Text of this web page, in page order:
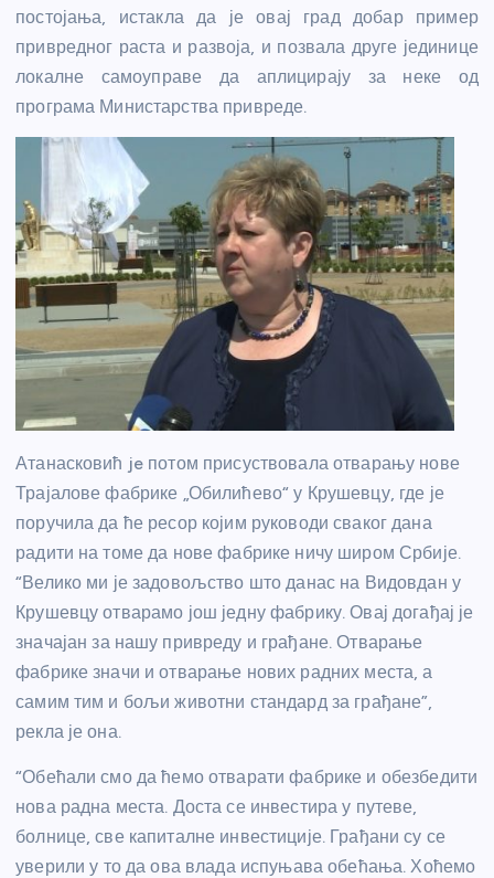
постојања, истакла да је овај град добар пример
привредног раста и развоја, и позвала друге јединице
локалне самоуправе да аплицирају за неке од
програма Министарства привреде.
Атанасковић je потом присуствовала отварању нове
Трајалове фабрике „Обилићево“ у Крушевцу, где је
поручила да ће ресор којим руководи сваког дана
радити на томе да нове фабрике ничу широм Србије.
“Велико ми је задовољство што данас на Видовдан у
Крушевцу отварамо још једну фабрику.Овај догађај је
значајан за нашу привреду и грађане. Отварање
фабрике значи и отварање нових радних места, а
самим тим и бољи животни стандард за грађане”,
рекла је она.
“Обећали смо да ћемо отварати фабрике и обезбедити
нова радна места. Доста се инвестира у путеве,
болнице, све капиталне инвестиције. Грађани су се
уверилиу то да ова влада испуњаваобећања. Хоћемо